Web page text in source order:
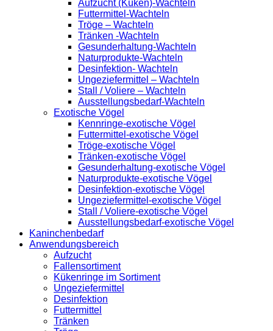
Aufzucht (Küken)-Wachteln
Futtermittel-Wachteln
Tröge – Wachteln
Tränken -Wachteln
Gesunderhaltung-Wachteln
Naturprodukte-Wachteln
Desinfektion- Wachteln
Ungeziefermittel – Wachteln
Stall / Voliere – Wachteln
Ausstellungsbedarf-Wachteln
Exotische Vögel
Kennringe-exotische Vögel
Futtermittel-exotische Vögel
Tröge-exotische Vögel
Tränken-exotische Vögel
Gesunderhaltung-exotische Vögel
Naturprodukte-exotische Vögel
Desinfektion-exotische Vögel
Ungeziefermittel-exotische Vögel
Stall / Voliere-exotische Vögel
Ausstellungsbedarf-exotische Vögel
Kaninchenbedarf
Anwendungsbereich
Aufzucht
Fallensortiment
Kükenringe im Sortiment
Ungeziefermittel
Desinfektion
Futtermittel
Tränken